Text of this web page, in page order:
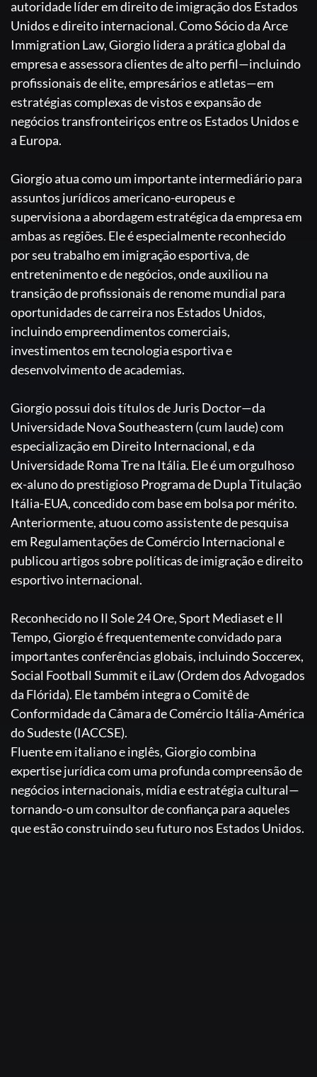
autoridade líder em direito de imigração dos Estados
Unidos e direito internacional. Como Sócio da Arce
Immigration Law, Giorgio lidera a prática global da
empresa e assessora clientes de alto perfil—incluindo
profissionais de elite, empresários e atletas—em
estratégias complexas de vistos e expansão de
negócios transfronteiriços entre os Estados Unidos e
a Europa.
Giorgio atua como um importante intermediário para
assuntos jurídicos americano-europeus e
supervisiona a abordagem estratégica da empresa em
ambas as regiões. Ele é especialmente reconhecido
por seu trabalho em imigração esportiva, de
entretenimento e de negócios, onde auxiliou na
transição de profissionais de renome mundial para
oportunidades de carreira nos Estados Unidos,
incluindo empreendimentos comerciais,
investimentos em tecnologia esportiva e
desenvolvimento de academias.
Giorgio possui dois títulos de Juris Doctor—da
Universidade Nova Southeastern (cum laude) com
especialização em Direito Internacional, e da
Universidade Roma Tre na Itália. Ele é um orgulhoso
ex-aluno do prestigioso Programa de Dupla Titulação
Itália-EUA, concedido com base em bolsa por mérito.
Anteriormente, atuou como assistente de pesquisa
em Regulamentações de Comércio Internacional e
publicou artigos sobre políticas de imigração e direito
esportivo internacional.
Reconhecido no Il Sole 24 Ore, Sport Mediaset e Il
Tempo, Giorgio é frequentemente convidado para
importantes conferências globais, incluindo Soccerex,
Social Football Summit e iLaw (Ordem dos Advogados
da Flórida). Ele também integra o Comitê de
Conformidade da Câmara de Comércio Itália-América
do Sudeste (IACCSE).
Fluente em italiano e inglês, Giorgio combina
expertise jurídica com uma profunda compreensão de
negócios internacionais, mídia e estratégia cultural—
tornando-o um consultor de confiança para aqueles
que estão construindo seu futuro nos Estados Unidos.